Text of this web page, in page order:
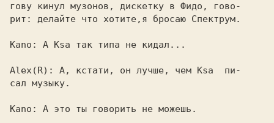
гову кинул музонов, дискетку в Фидо, гово-
рит: делайте что хотите,я бросаю Спектрум.
Kano: А Ksa так типа не кидал...
Alex(R): А, кстати, он лучше, чем Ksa пи-
сал музыку.
Kano: А это ты говорить не можешь.